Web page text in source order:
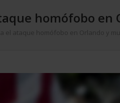
homófobo
el ataque homófobo en Orlando y